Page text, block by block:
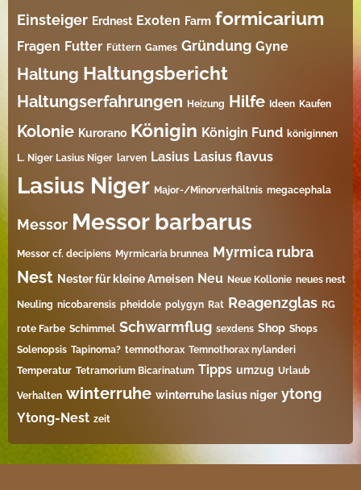
Einsteiger Erdnest Exoten Farm formicarium
Fragen Futter Füttern Games Gründung Gyne
Haltung Haltungsbericht
Haltungserfahrungen Heizung Hilfe Ideen Kaufen
Kolonie Kurorano Königin Königin Fund königinnen
L. Niger Lasius Niger larven Lasius Lasius flavus
Lasius Niger Major-/Minorverhältnis megacephala
Messor Messor barbarus
Messor cf. decipiens Myrmicaria brunnea Myrmica rubra
Nest Nester für kleine Ameisen Neu Neue Kollonie neues nest
Neuling nicobarensis pheidole polygyn Rat Reagenzglas RG
rote Farbe Schimmel Schwarmflug sexdens Shop Shops
Solenopsis Tapinoma? temnothorax Temnothorax nylanderi
Temperatur Tetramorium Bicarinatum​ Tipps umzug Urlaub
Verhalten winterruhe winterruhe lasius niger ytong
Ytong-Nest zeit